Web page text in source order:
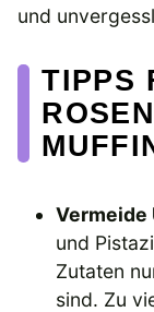
und
TIPPS
Vermeide
und
Zutaten
sind. Zu